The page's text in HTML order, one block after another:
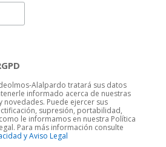
Alalpardo tratará sus datos
informado acerca de nuestras
Puede ejercer sus
supresión, portabilidad,
le informamos en nuestra Política
Para más información consulte
y Aviso Legal